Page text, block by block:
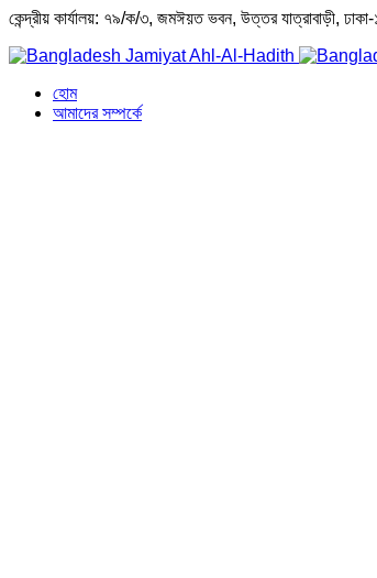
কেন্দ্রীয় কার্যালয়: ৭৯/ক/৩, জমঈয়ত ভবন, উত্তর
হোম
আমাদের সম্পর্কে